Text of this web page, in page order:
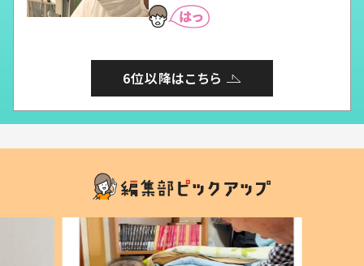
6位以降はこちら